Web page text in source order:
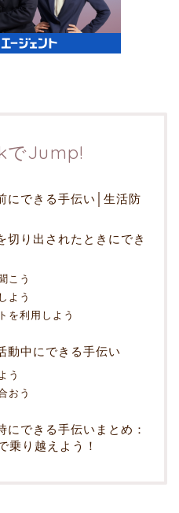
でJump!
にできる手伝い│生活防
切り出されたときにでき
こう
よう
を利用しよう
動中にできる手伝い
う
おう
にできる手伝いまとめ：
乗り越えよう！